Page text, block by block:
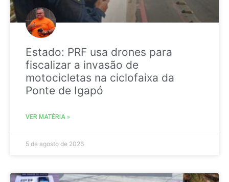
Estado: PRF usa drones para
fiscalizar a invasão de
motocicletas na ciclofaixa da
Ponte de Igapó
VER MATÉRIA »
5 de agosto de 2026